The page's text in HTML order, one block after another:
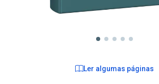
Ler algumas páginas